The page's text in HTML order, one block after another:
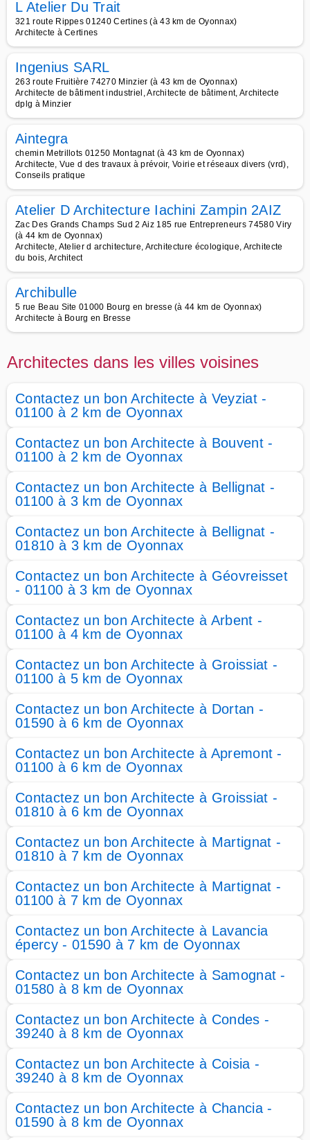
L Atelier Du Trait
321 route Rippes 01240 Certines (à 43 km de Oyonnax)
Architecte à Certines
Ingenius SARL
263 route Fruitière 74270 Minzier (à 43 km de Oyonnax)
Architecte de bâtiment industriel, Architecte de bâtiment, Architecte
dplg à Minzier
Aintegra
chemin Metrillots 01250 Montagnat (à 43 km de Oyonnax)
Architecte, Vue d des travaux à prévoir, Voirie et réseaux divers (vrd),
Conseils pratique
Atelier D Architecture Iachini Zampin 2AIZ
Zac Des Grands Champs Sud 2 Aiz 185 rue Entrepreneurs 74580 Viry
(à 44 km de Oyonnax)
Architecte, Atelier d architecture, Architecture écologique, Architecte
du bois, Architect
Archibulle
5 rue Beau Site 01000 Bourg en bresse (à 44 km de Oyonnax)
Architecte à Bourg en Bresse
Architectes dans les villes voisines
Contactez un bon Architecte à Veyziat -
01100 à 2 km de Oyonnax
Contactez un bon Architecte à Bouvent -
01100 à 2 km de Oyonnax
Contactez un bon Architecte à Bellignat -
01100 à 3 km de Oyonnax
Contactez un bon Architecte à Bellignat -
01810 à 3 km de Oyonnax
Contactez un bon Architecte à Géovreisset
- 01100 à 3 km de Oyonnax
Contactez un bon Architecte à Arbent -
01100 à 4 km de Oyonnax
Contactez un bon Architecte à Groissiat -
01100 à 5 km de Oyonnax
Contactez un bon Architecte à Dortan -
01590 à 6 km de Oyonnax
Contactez un bon Architecte à Apremont -
01100 à 6 km de Oyonnax
Contactez un bon Architecte à Groissiat -
01810 à 6 km de Oyonnax
Contactez un bon Architecte à Martignat -
01810 à 7 km de Oyonnax
Contactez un bon Architecte à Martignat -
01100 à 7 km de Oyonnax
Contactez un bon Architecte à Lavancia
épercy - 01590 à 7 km de Oyonnax
Contactez un bon Architecte à Samognat -
01580 à 8 km de Oyonnax
Contactez un bon Architecte à Condes -
39240 à 8 km de Oyonnax
Contactez un bon Architecte à Coisia -
39240 à 8 km de Oyonnax
Contactez un bon Architecte à Chancia -
01590 à 8 km de Oyonnax